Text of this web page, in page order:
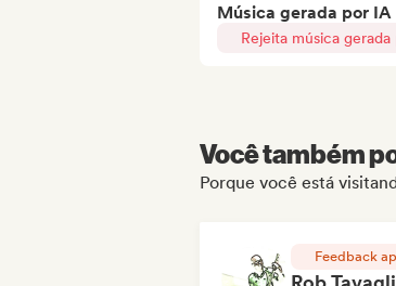
Música gerada por IA
Rejeita música gerada
Você também
Porque você está
Feedback